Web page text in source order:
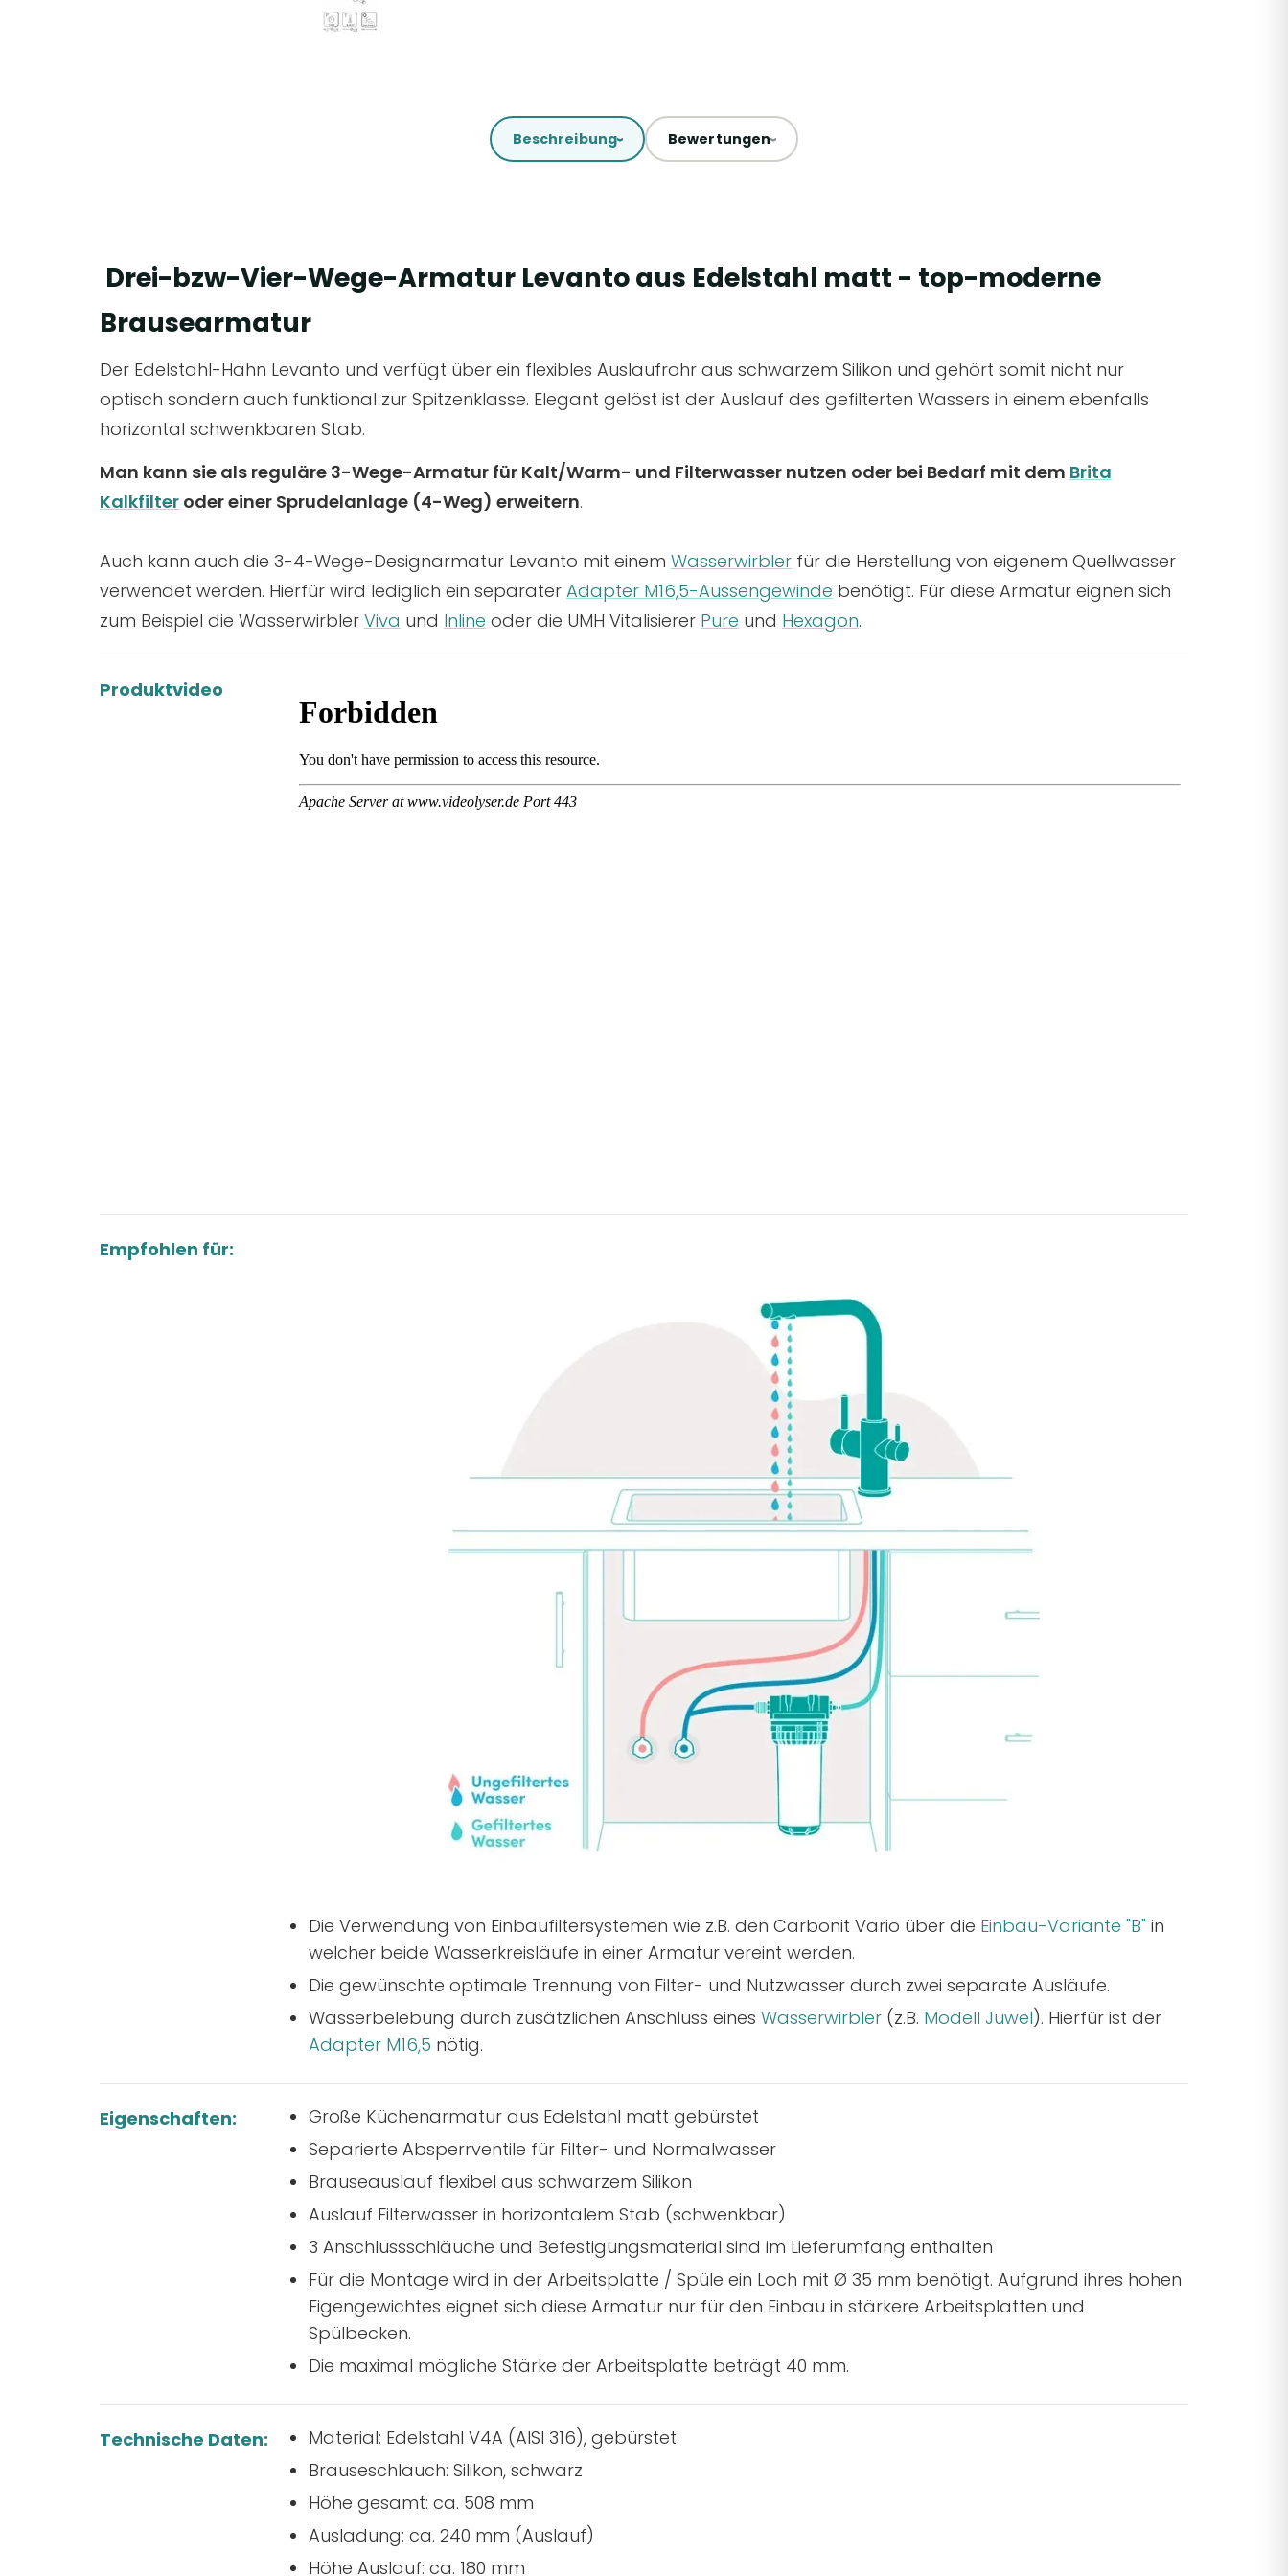
Beschreibung Bewertungen
Drei-bzw-Vier-Wege-Armatur Levanto aus Edelstahl matt - top-moderne
Brausearmatur
Der Edelstahl-Hahn Levanto und verfügt über ein flexibles Auslaufrohr aus schwarzem Silikon und gehört somit nicht nur
optisch sondern auch funktional zur Spitzenklasse. Elegant gelöst ist der Auslauf des gefilterten Wassers in einem ebenfalls
horizontal schwenkbaren Stab.
Man kann sie als reguläre 3-Wege-Armatur für Kalt/Warm- und Filterwasser nutzen oder bei Bedarf mit dem Brita
Kalkfilter oder einer Sprudelanlage (4-Weg) erweitern.
Auch kann auch die 3-4-Wege-Designarmatur Levanto mit einem Wasserwirbler für die Herstellung von eigenem Quellwasser
verwendet werden. Hierfür wird lediglich ein separater Adapter M16,5-Aussengewinde benötigt. Für diese Armatur eignen sich
zum Beispiel die Wasserwirbler Viva und Inline oder die UMH Vitalisierer Pure und Hexagon.
Produktvideo
Empfohlen für:
Die Verwendung von Einbaufiltersystemen wie z.B. den Carbonit Vario über die Einbau-Variante "B" in
welcher beide Wasserkreisläufe in einer Armatur vereint werden.
Die gewünschte optimale Trennung von Filter- und Nutzwasser durch zwei separate Ausläufe.
Wasserbelebung durch zusätzlichen Anschluss eines Wasserwirbler (z.B. Modell Juwel). Hierfür ist der
Adapter M16,5 nötig.
Eigenschaften:
Große Küchenarmatur aus Edelstahl matt gebürstet
Separierte Absperrventile für Filter- und Normalwasser
Brauseauslauf flexibel aus schwarzem Silikon
Auslauf Filterwasser in horizontalem Stab (schwenkbar)
3 Anschlussschläuche und Befestigungsmaterial sind im Lieferumfang enthalten
Für die Montage wird in der Arbeitsplatte / Spüle ein Loch mit Ø 35 mm benötigt. Aufgrund ihres hohen
Eigengewichtes eignet sich diese Armatur nur für den Einbau in stärkere Arbeitsplatten und
Spülbecken.
Die maximal mögliche Stärke der Arbeitsplatte beträgt 40 mm.
Technische Daten:
Material: Edelstahl V4A (AISI 316), gebürstet
Brauseschlauch: Silikon, schwarz
Höhe gesamt: ca. 508 mm
Ausladung: ca. 240 mm (Auslauf)
Höhe Auslauf: ca. 180 mm